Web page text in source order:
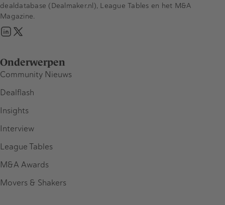
Onderwerpen
Community Nieuws
Dealflash
Insights
Interview
League Tables
M&A Awards
Movers & Shakers
dealdatabase (Dealmaker.nl), League Tables en het M&A
Magazine.